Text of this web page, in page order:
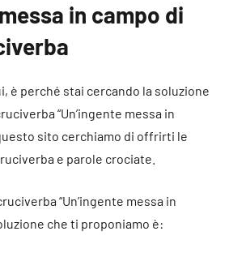
in campo di
è perché stai cercando la soluzione
“Un’ingente messa in
sito cerchiamo di offrirti le
e parole crociate.
“Un’ingente messa in
che ti proponiamo è: